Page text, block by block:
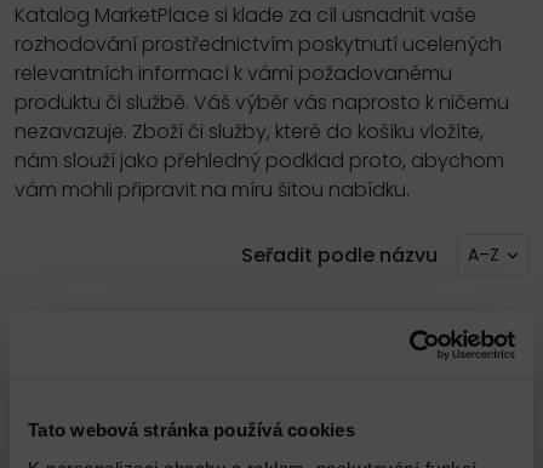
Tato webová stránka používá cookies
Katalog MarketPlace si klade za cíl usnadnit vaše
rozhodování prostřednictvím poskytnutí ucelených
relevantních informací k vámi požadovanému
produktu či službě. Váš výběr vás naprosto k ničemu
nezavazuje. Zboží či služby, které do košíku vložíte,
nám slouží jako přehledný podklad proto, abychom
vám mohli připravit na míru šitou nabídku.
Seřadit podle názvu A–Z